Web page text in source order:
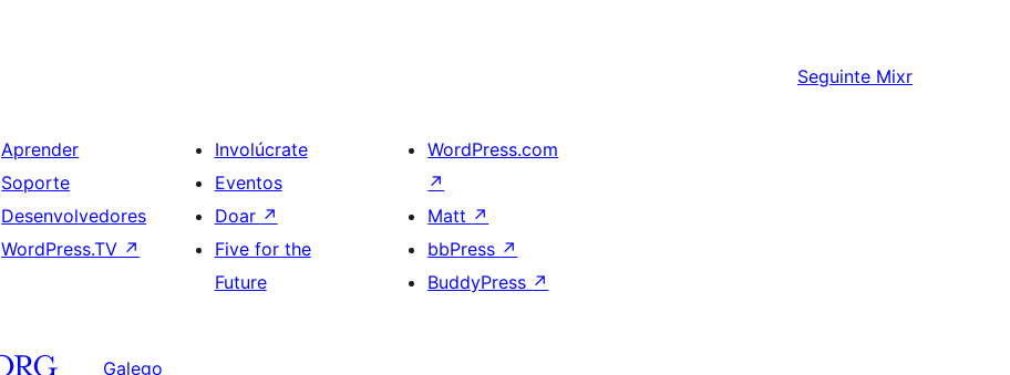
Seguinte Mixr
Aprender
Soporte
Desenvolvedores
WordPress.TV ↗
Involúcrate
Eventos
Doar ↗
Five for the
Future
WordPress.com
↗
Matt ↗
bbPress ↗
BuddyPress ↗
Galego